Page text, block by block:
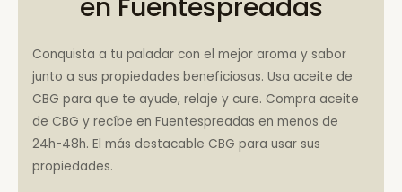
en Fuentespreadas
Conquista a tu paladar con el mejor aroma y sabor
junto a sus propiedades beneficiosas. Usa aceite de
CBG para que te ayude, relaje y cure. Compra aceite
de CBG y recíbe en Fuentespreadas en menos de
24h-48h. El más destacable CBG para usar sus
propiedades.